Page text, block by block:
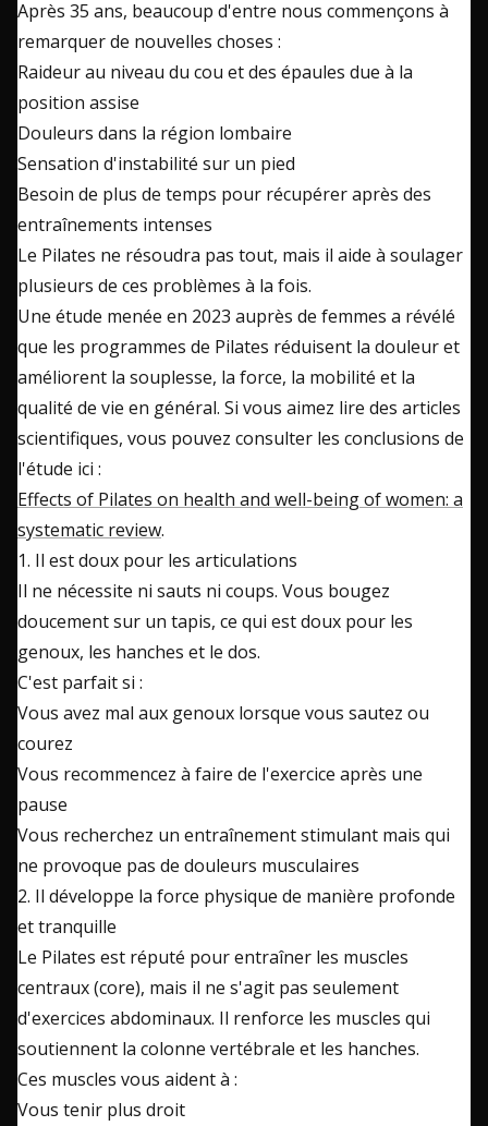
Après 35 ans, beaucoup d'entre nous commençons à
remarquer de nouvelles choses :
Raideur au niveau du cou et des épaules due à la
position assise
Douleurs dans la région lombaire
Sensation d'instabilité sur un pied
Besoin de plus de temps pour récupérer après des
entraînements intenses
Le Pilates ne résoudra pas tout, mais il aide à soulager
plusieurs de ces problèmes à la fois.
Une étude menée en 2023 auprès de femmes a révélé
que les programmes de Pilates réduisent la douleur et
améliorent la souplesse, la force, la mobilité et la
qualité de vie en général. Si vous aimez lire des articles
scientifiques, vous pouvez consulter les conclusions de
l'étude ici :
Effects of Pilates on health and well-being of women: a
systematic review.
1. Il est doux pour les articulations
Il ne nécessite ni sauts ni coups. Vous bougez
doucement sur un tapis, ce qui est doux pour les
genoux, les hanches et le dos.
C'est parfait si :
Vous avez mal aux genoux lorsque vous sautez ou
courez
Vous recommencez à faire de l'exercice après une
pause
Vous recherchez un entraînement stimulant mais qui
ne provoque pas de douleurs musculaires
2. Il développe la force physique de manière profonde
et tranquille
Le Pilates est réputé pour entraîner les muscles
centraux (core), mais il ne s'agit pas seulement
d'exercices abdominaux. Il renforce les muscles qui
soutiennent la colonne vertébrale et les hanches.
Ces muscles vous aident à :
Vous tenir plus droit